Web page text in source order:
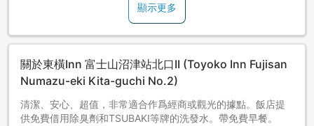
顯示更多
關於東橫Inn 富士山沼津站北口II (Toyoko Inn Fujisan
Numazu-eki Kita-guchi No.2)
清潔、安心、超值，非常適合作爲經商或觀光的據點。飯店提
供免費借用除臭劑和TSUBAKI等牌的洗發水。帶免費早餐。